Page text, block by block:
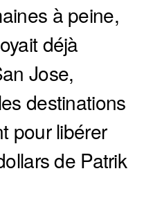
à peine,
déjà
Jose,
destinations
pour libérer
de Patrik